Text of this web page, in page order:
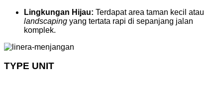
Lingkungan Hijau: Terdapat area taman kecil atau
landscaping yang tertata rapi di sepanjang jalan
komplek.
TYPE UNIT